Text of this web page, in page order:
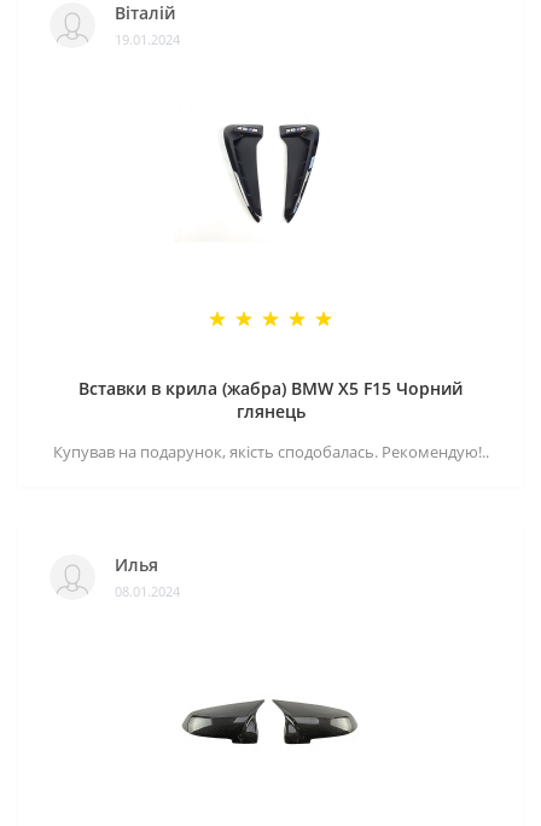
Віталій
19.01.2024
Вставки в крила (жабра) BMW X5 F15 Чорний
глянець
Купував на подарунок, якість сподобалась. Рекомендую!..
Илья
08.01.2024